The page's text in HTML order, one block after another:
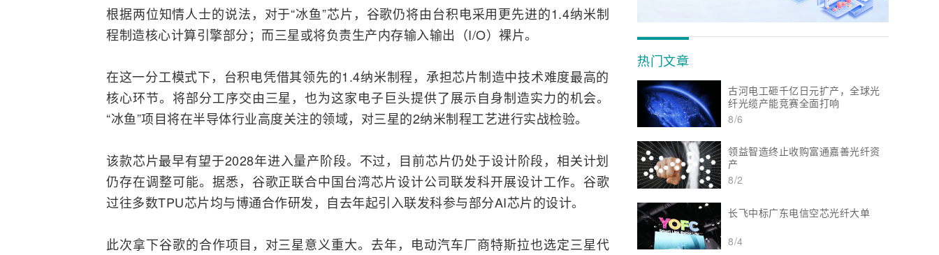
根据两位知情人士的说法，对于“冰鱼”芯片，谷歌仍将由台积电采用更先进的1.4纳米制
程制造核心计算引擎部分；而三星或将负责生产内存输入输出（I/O）裸片。
在这一分工模式下，台积电凭借其领先的1.4纳米制程，承担芯片制造中技术难度最高的
核心环节。将部分工序交由三星，也为这家电子巨头提供了展示自身制造实力的机会。
“冰鱼”项目将在半导体行业高度关注的领域，对三星的2纳米制程工艺进行实战检验。
该款芯片最早有望于2028年进入量产阶段。不过，目前芯片仍处于设计阶段，相关计划
仍存在调整可能。据悉，谷歌正联合中国台湾芯片设计公司联发科开展设计工作。谷歌
过往多数TPU芯片均与博通合作研发，自去年起引入联发科参与部分AI芯片的设计。
此次拿下谷歌的合作项目，对三星意义重大。去年，电动汽车厂商特斯拉也选定三星代
热门文章
古河电工砸千亿日元扩产，全球光
纤光缆产能竞赛全面打响
8/6
领益智造终止收购富通嘉善光纤资
产
8/2
长飞中标广东电信空芯光纤大单
8/4